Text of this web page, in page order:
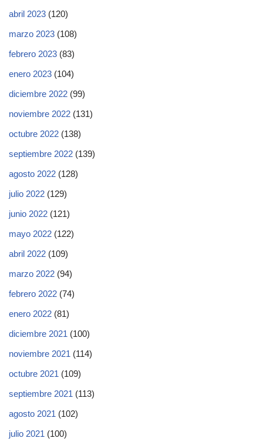
abril 2023 (120)
marzo 2023 (108)
febrero 2023 (83)
enero 2023 (104)
diciembre 2022 (99)
noviembre 2022 (131)
octubre 2022 (138)
septiembre 2022 (139)
agosto 2022 (128)
julio 2022 (129)
junio 2022 (121)
mayo 2022 (122)
abril 2022 (109)
marzo 2022 (94)
febrero 2022 (74)
enero 2022 (81)
diciembre 2021 (100)
noviembre 2021 (114)
octubre 2021 (109)
septiembre 2021 (113)
agosto 2021 (102)
julio 2021 (100)